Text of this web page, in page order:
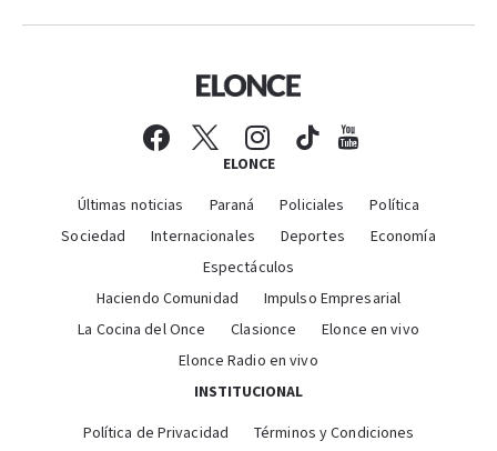
ELONCE
Últimas noticias Paraná Policiales
Política
Sociedad
Internacionales Deportes
Economía
Espectáculos
Haciendo Comunidad
Impulso Empresarial
La Cocina del Once
Clasionce
Elonce en vivo
Elonce Radio en vivo
INSTITUCIONAL
Política de Privacidad Términos y Condiciones